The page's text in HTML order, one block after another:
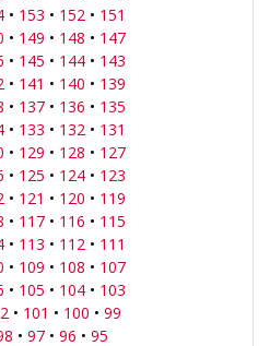
• 153 • 152 • 151
• 149 • 148 • 147
• 145 • 144• 143
• 141 • 140 • 139
• 137• 136 • 135
• 133 • 132 • 131
• 129 • 128 • 127
• 125 • 124• 123
• 121 • 120 • 119
• 117• 116 • 115
• 113 • 112 • 111
• 109 • 108 • 107
• 105 • 104• 103
• 101 • 100 • 99
• 97• 96 • 95